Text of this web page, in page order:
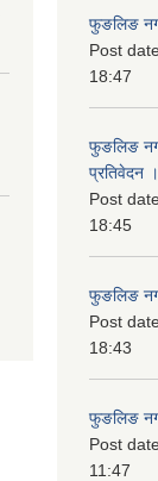
फुङलिङ
Post
18:47
फुङलिङ
प्रतिवेदन ।
Post
18:45
फुङलिङ
Post
18:43
फुङलिङ
Post
11:47